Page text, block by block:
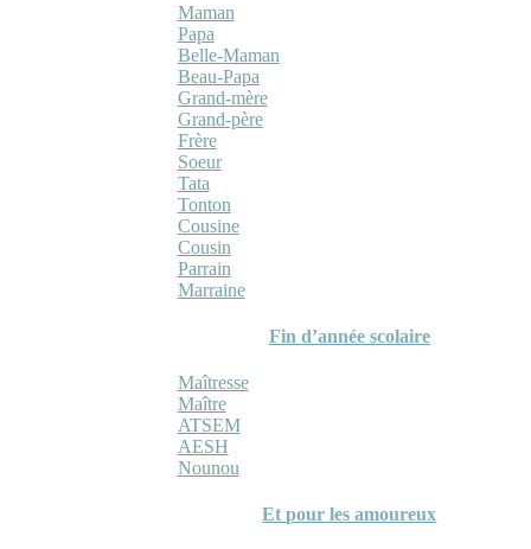
Maman
Papa
Belle-Maman
Beau-Papa
Grand-mère
Grand-père
Frère
Soeur
Tata
Tonton
Cousine
Cousin
Parrain
Marraine
Fin d’année scolaire
Maîtresse
Maître
ATSEM
AESH
Nounou
Et pour les amoureux